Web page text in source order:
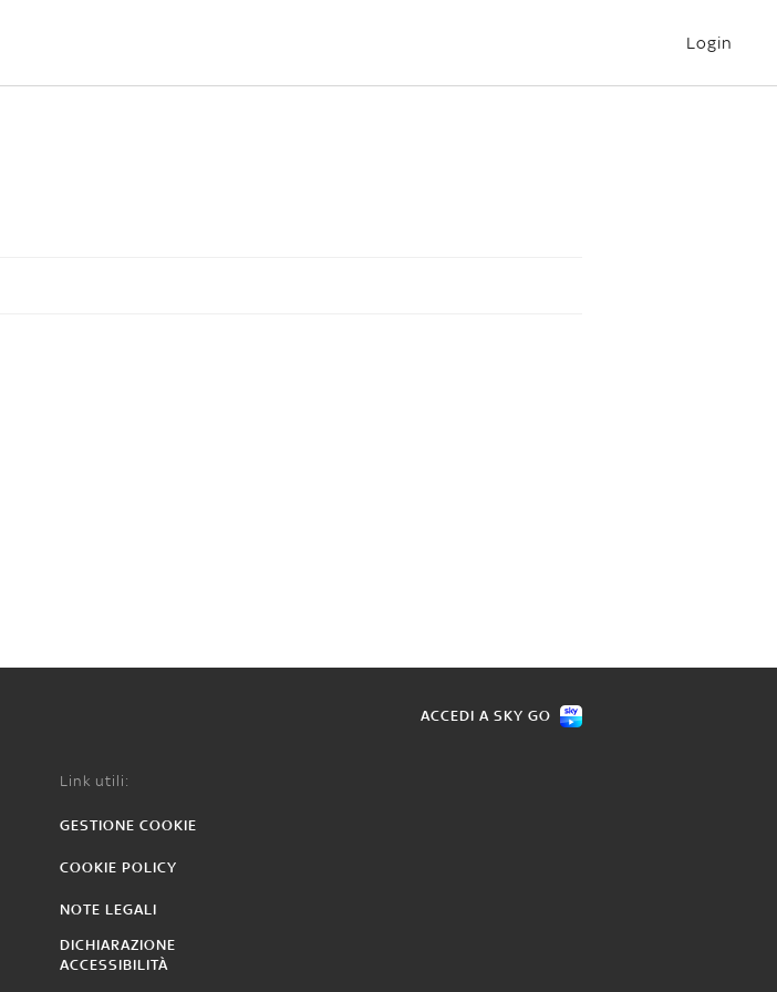
Login
ACCEDI A SKY GO
Link utili:
GESTIONE COOKIE
COOKIE POLICY
NOTE LEGALI
DICHIARAZIONE
ACCESSIBILITÀ